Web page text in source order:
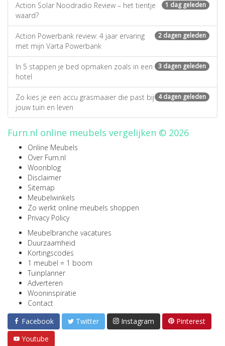
1 dag geleden
Action Solar Noodradio Review – het tientje
waard?
2 dagen geleden
Action Powerbank review: 4 jaar ervaring
met mijn Varta Powerbank
3 dagen geleden
In 5 stappen je bed opmaken zoals in een
hotel
4 dagen geleden
Zo kies je een accu grasmaaier die past bij
jouw tuin en leven
Furn.nl online meubels vergelijken © 2026
Online Meubels
Over Furn.nl
Woonblog
Disclaimer
Sitemap
Meubelwinkels
Zo werkt online meubels shoppen
Privacy Policy
Meubelbranche vacatures
Duurzaamheid
Kortingscodes
1 meubel = 1 boom
Tuinplanner
Adverteren
Wooninspiratie
Contact
Facebook
Twitter Instagram
Pinterest
Youtube